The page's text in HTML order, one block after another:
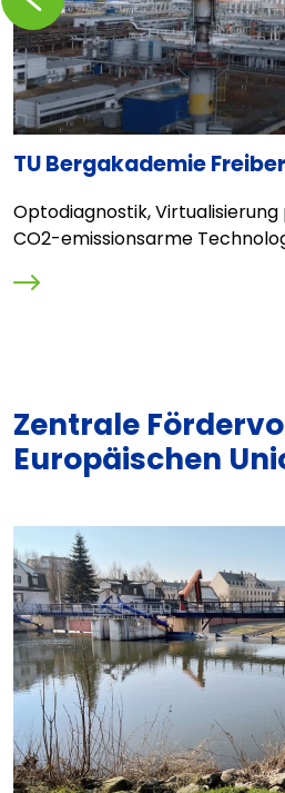
TU Bergakademie
Optodiagnostik,
CO2-emissionsarme
Zentrale
Europäischen